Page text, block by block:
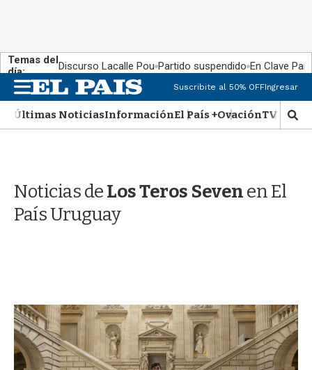
Temas del
día:
Discurso Lacalle Pou Partido suspendido En Clave País
M
e
n
u
Suscribite al 50% OFFIngresar
Últimas NoticiasInformaciónEl País +OvaciónTV Show
M
o
d
a
Noticias deLos Teros Sevenen El
País Uruguay